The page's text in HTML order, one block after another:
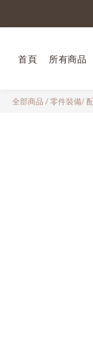
首頁 所有商品
全部商品 /零件裝備/